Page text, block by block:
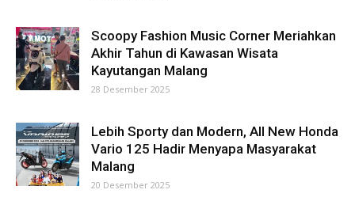
Scoopy Fashion Music Corner Meriahkan
Akhir Tahun di Kawasan Wisata
Kayutangan Malang
28 Desember 2025
Lebih Sporty dan Modern, All New Honda
Vario 125 Hadir Menyapa Masyarakat
Malang
20 Desember 2025